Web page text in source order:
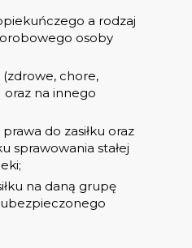
a rodzaj
osoby
(zdrowe, chore,
oraz na innego
do zasiłku oraz
sprawowania stałej
na daną grupę